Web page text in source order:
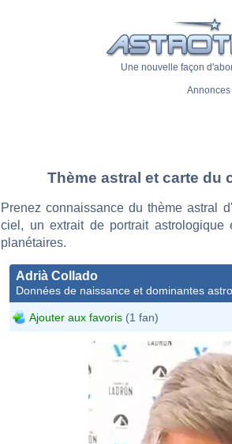
Une nouvelle façon
Annonces
Thème astral et carte du
Prenez connaissance du thème astral
ciel, un extrait de portrait
planétaires.
Adrià Collado
Données de naissance et dominantes
Ajouter aux favoris (1 fan)